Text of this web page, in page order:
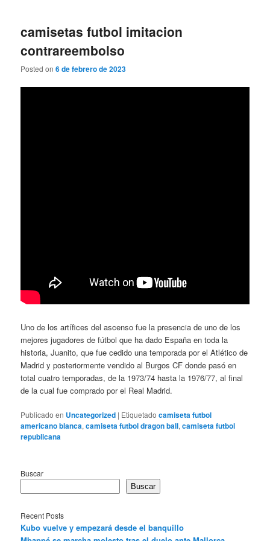
camisetas futbol imitacion
contrareembolso
Posted on6 de febrero de 2023
Uno de los artífices del ascenso fue la presencia de uno de los
mejores jugadores de fútbol que ha dado España en toda la
historia, Juanito, que fue cedido una temporada por el Atlético de
Madrid y posteriormente vendido al Burgos CF donde pasó en
total cuatro temporadas, de la 1973/74 hasta la 1976/77, al final
de la cual fue comprado por el Real Madrid.
Publicado en Uncategorized | Etiquetado camiseta futbol
americano blanca,camiseta futbol dragon ball,camiseta futbol
republicana
Buscar
Buscar
Recent Posts
Kubo vuelve y empezará desde el banquillo